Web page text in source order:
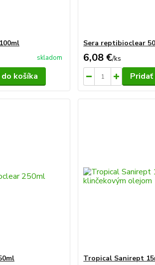
skladom
košíka
Sera reptibioclear
6,08 €/ks
Pridať
Tropical Sanirept